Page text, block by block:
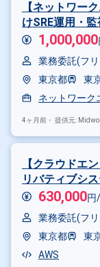
【ネットワー
けSRE運用・監
1,000,000
業務委託(フ
東京都
東
ネットワーク
4ヶ月前・ 提供元:
【クラウドエ
リバティブシ
630,000円
業務委託(フ
東京都
東
AWS